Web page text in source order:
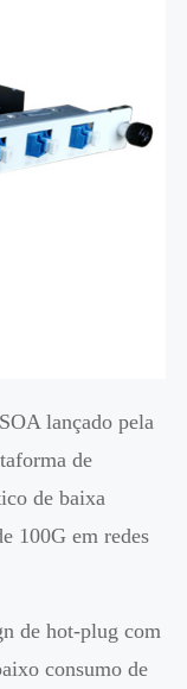
lançado pela
de
de baixa
100G em redes
de hot-plug com
consumo de